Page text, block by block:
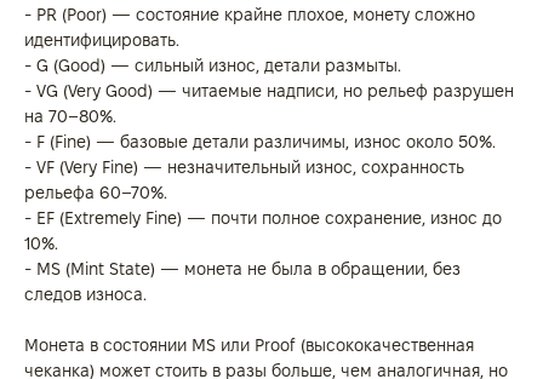
- PR (Poor) — состояние крайне плохое, монету сложно
идентифицировать.
- G (Good) — сильный износ, детали размыты.
- VG (Very Good) — читаемые надписи, но рельеф разрушен
на 70–80%.
- F (Fine) — базовые детали различимы, износ около 50%.
- VF (Very Fine) — незначительный износ, сохранность
рельефа 60–70%.
- EF (Extremely Fine) — почти полное сохранение, износ до
10%.
- MS (Mint State) — монета не была в обращении, без
следов износа.
Монета в состоянии MS или Proof (высококачественная
чеканка) может стоить в разы больше, чем аналогичная, но